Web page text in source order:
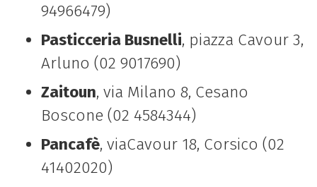
94966479)
Pasticceria Busnelli, piazza Cavour 3,
Arluno (02 9017690)
Zaitoun, via Milano 8, Cesano
Boscone (02 4584344)
Pancafè, viaCavour 18, Corsico (02
41402020)